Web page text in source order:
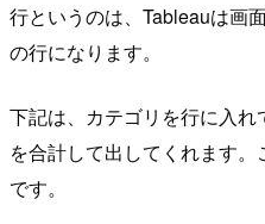
行というのは、Tableauは画
の行になります。
下記は、カテゴリを行に入
を合計して出してくれます
です。